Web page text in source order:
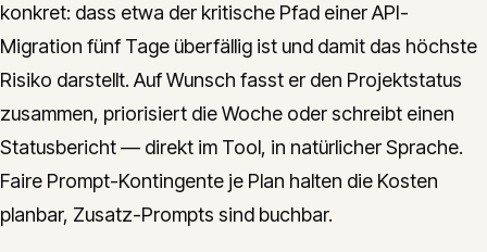
konkret: dass etwa der kritische Pfad einer API-
Migration fünf Tage überfällig ist und damit das höchste
Risiko darstellt. Auf Wunsch fasst er den Projektstatus
zusammen, priorisiert die Woche oder schreibt einen
Statusbericht — direkt im Tool, in natürlicher Sprache.
Faire Prompt-Kontingente je Plan halten die Kosten
planbar, Zusatz-Prompts sind buchbar.